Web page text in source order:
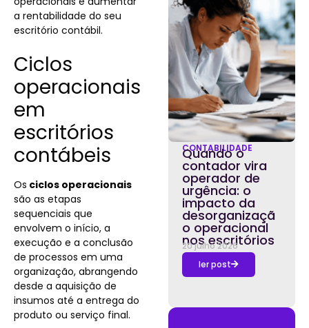
a rentabilidade do seu
escritório contábil.
Ciclos
operacionais
em
escritórios
contábeis
Os ciclos operacionais
são as etapas
sequenciais que
envolvem o início, a
execução e a conclusão
de processos em uma
organização, abrangendo
desde a aquisição de
insumos até a entrega do
produto ou serviço final.
CONTABILIDADE
Quando o
contador vira
operador de
urgência: o
impacto da
desorganizaçã
o operacional
nos escritórios
20 julho 2026
ler post